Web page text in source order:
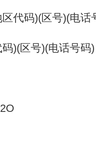
代码)(区号)(电话
)(区号)(电话号码